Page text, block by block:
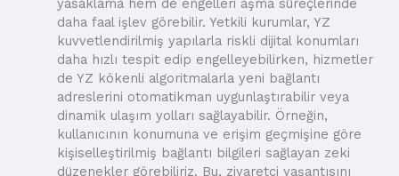
daha faal işlev görebilir. Yetkili kurumlar, YZ
kuvvetlendirilmiş yapılarla riskli dijital konumları
daha hızlı tespit edip engelleyebilirken, hizmetler
de YZ kökenli algoritmalarla yeni bağlantı
adreslerini otomatikman uygunlaştırabilir veya
dinamik ulaşım yolları sağlayabilir. Örneğin,
kullanıcının konumuna ve erişim geçmişine göre
kişiselleştirilmiş bağlantı bilgileri sağlayan zeki
düzenekler görebiliriz. Bu, ziyaretçi yaşantısını